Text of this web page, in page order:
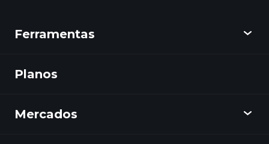
mercado impulsionados por IA
Ferramentas
Descobrir
Planos
Mercados